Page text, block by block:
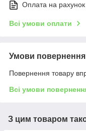
Оплата на рахунок
Всі умови оплати
Умови повернення
Повернення товару
Всі умови
З цим товаром